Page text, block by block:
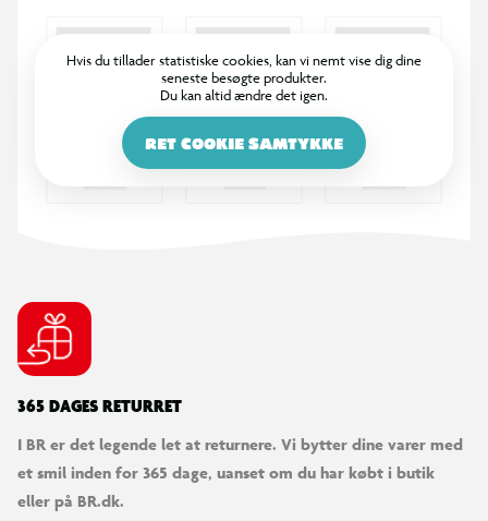
Hvis du tillader statistiske cookies, kan vi nemt vise dig dine
seneste besøgte produkter.
Du kan altid ændre det igen.
RET COOKIE SAMTYKKE
365 DAGES RETURRET
I BR er det legende let at returnere. Vi bytter dine varer med
et smil inden for 365 dage, uanset om du har købt i butik
eller på BR.dk.